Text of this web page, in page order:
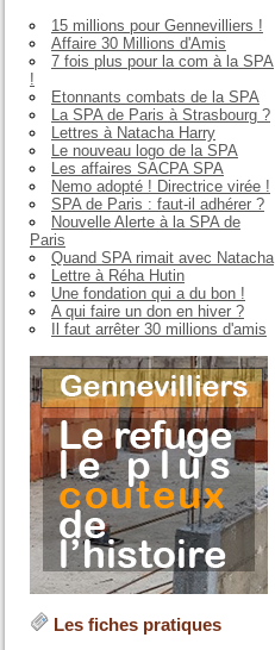
15 millions pour Gennevilliers !
Affaire 30 Millions d'Amis
7 fois plus pour la com à la SPA
!
Etonnants combats de la SPA
La SPA de Paris à Strasbourg ?
Lettres à Natacha Harry
Le nouveau logo de la SPA
Les affaires SACPA SPA
Nemo adopté ! Directrice virée !
SPA de Paris : faut-il adhérer ?
Nouvelle Alerte à la SPA de
Paris
Quand SPA rimait avec Natacha
Lettre à Réha Hutin
Une fondation qui a du bon !
A qui faire un don en hiver ?
Il faut arrêter 30 millions d'amis
Les fiches pratiques